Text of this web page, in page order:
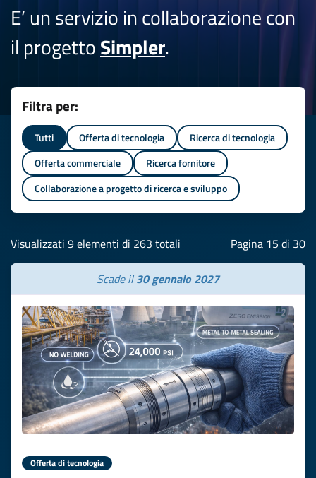
E’ un servizio in collaborazione con
il progettoSimpler.
Filtra per:
Tutti Offerta di tecnologia
Ricerca di tecnologia
Offerta commerciale
Ricerca fornitore
Collaborazione a progetto di ricerca e sviluppo
Visualizzati 9 elementi di 263 totali Pagina 15 di 30
Scade il30 gennaio 2027
Offerta di tecnologia